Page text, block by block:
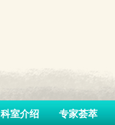
科室介绍 专家荟萃